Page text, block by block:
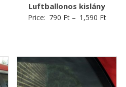
Luftballonos kislány
Price: 790 Ft– 1,590 Ft